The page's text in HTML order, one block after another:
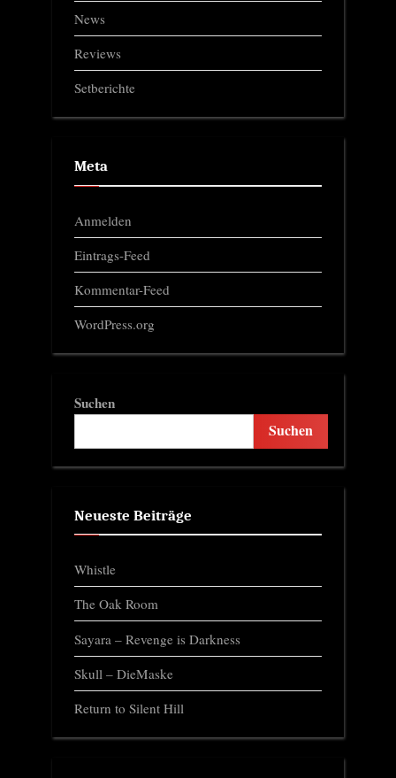
News
Reviews
Setberichte
Meta
Anmelden
Eintrags-Feed
Kommentar-Feed
WordPress.org
Suchen
Suchen
Neueste Beiträge
Whistle
The Oak Room
Sayara – Revenge is Darkness
Skull – DieMaske
Return to Silent Hill